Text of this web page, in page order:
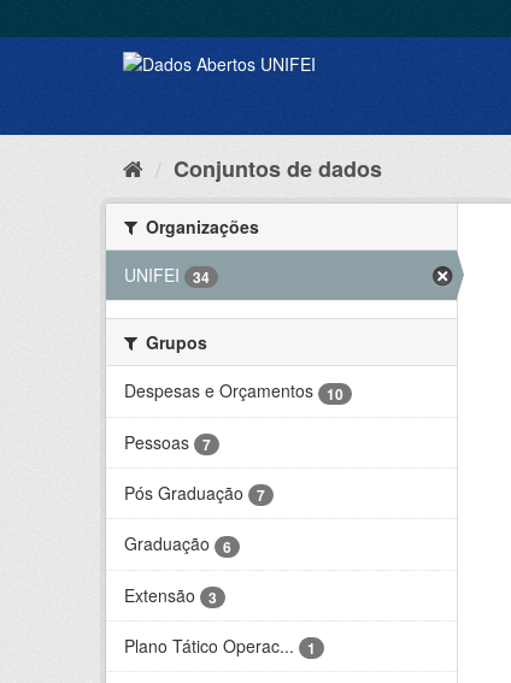
Conjuntos de dados
Organizações
UNIFEI
34
Grupos
Despesas e Orçamentos
10
Pessoas 7
Pós Graduação 7
Graduação 6
Extensão 3
Plano Tático Operac... 1